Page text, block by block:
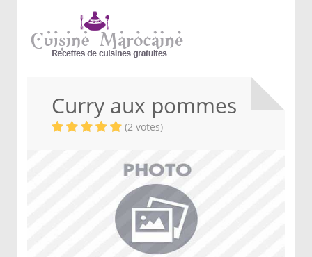
Curry aux pommes
(2 votes)